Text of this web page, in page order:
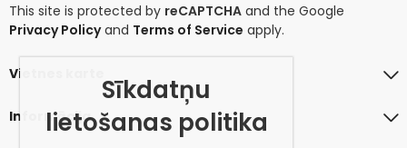
This site is protected by reCAPTCHA and the Google
Privacy Policyand Terms of Service apply.
Vietnes karte
Informācija
Sīkdatņu
lietošanas politika